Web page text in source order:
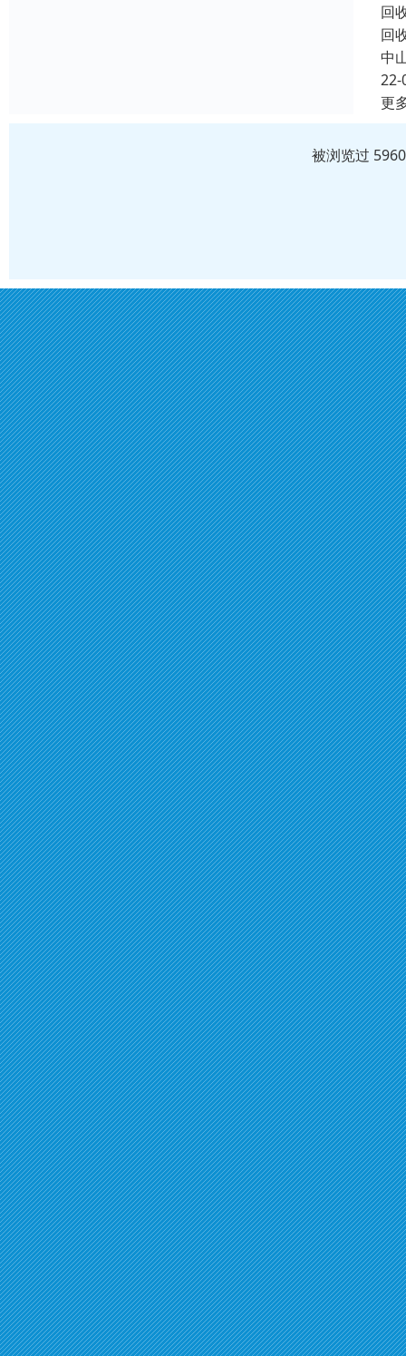
回
回
中
22-
更
被浏览过